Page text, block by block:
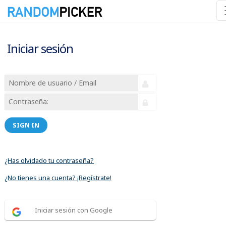
Iniciar sesión
SIGN IN
¿Has olvidado tu contraseña?
¿No tienes una cuenta? ¡Regístrate!
Iniciar sesión con Google